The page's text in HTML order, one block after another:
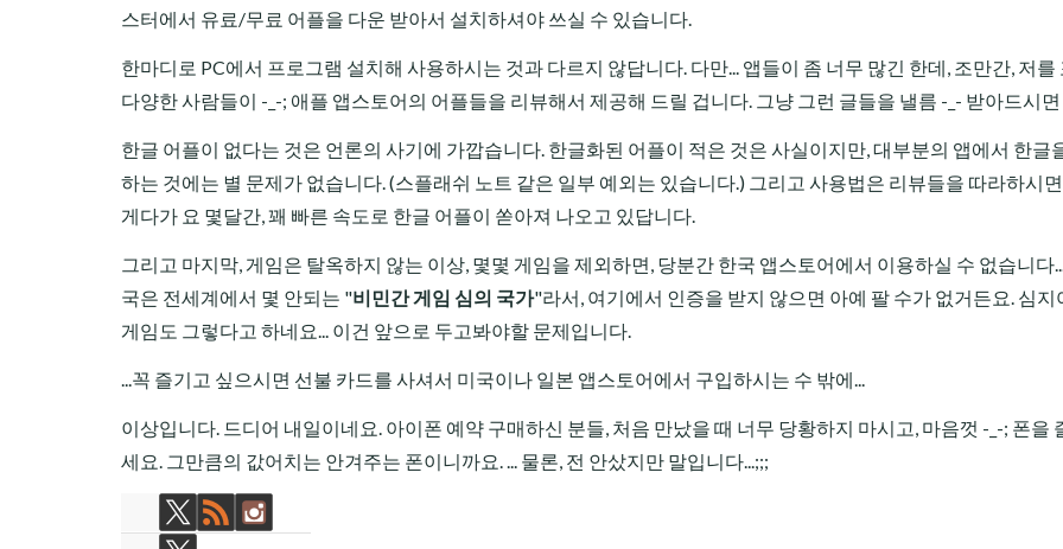
스터에서 유료/무료 어플을 다운 받아서 설치하셔야 쓰실 수 있습니다.
한마디로 PC에서 프로그램 설치해 사용하시는 것과 다르지 않답니다. 다만... 앱들이 좀 너무 많긴 한데, 조만간, 저를
다양한 사람들이 -_-; 애플 앱스토어의 어플들을 리뷰해서 제공해 드릴 겁니다. 그냥 그런 글들을 낼름 -_- 받아드시
한글 어플이 없다는 것은 언론의 사기에 가깝습니다. 한글화된 어플이 적은 것은 사실이지만, 대부분의 앱에서 한글
하는 것에는 별 문제가 없습니다. (스플래쉬 노트 같은 일부 예외는 있습니다.) 그리고 사용법은 리뷰들을 따라하시
게다가 요 몇달간, 꽤 빠른 속도로 한글 어플이 쏟아져 나오고 있답니다.
그리고 마지막, 게임은 탈옥하지 않는 이상, 몇몇 게임을 제외하면, 당분간 한국 앱스토어에서 이용하실 수 없습니다
국은 전세계에서 몇 안되는 "비민간 게임 심의 국가"라서, 여기에서 인증을 받지 않으면 아예 팔 수가 없거든요. 심지
게임도 그렇다고 하네요... 이건 앞으로 두고봐야할 문제입니다.
...꼭 즐기고 싶으시면 선불 카드를 사셔서 미국이나 일본 앱스토어에서 구입하시는 수 밖에...
이상입니다. 드디어 내일이네요. 아이폰 예약 구매하신 분들, 처음 만났을 때 너무 당황하지 마시고, 마음껏 -_-; 폰을
세요. 그만큼의 값어치는 안겨주는 폰이니까요. ... 물론, 전 안샀지만 말입니다...;;;